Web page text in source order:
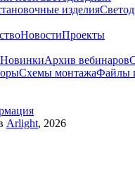
изделия
НовостиПроекты
НовинкиАрхив вебинаров
Схемы монтажаФайлы
Arlight, 2026